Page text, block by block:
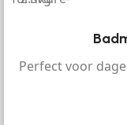
Perfect voor